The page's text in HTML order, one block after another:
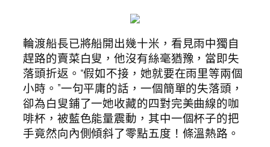
輪渡船長已將船開出幾十米，看見雨中獨自
趕路的賣菜白叟，他沒有絲毫猶豫，當即失
落頭折返。“假如不接，她就要在雨里等兩個
小時。”一句平庸的話，一個簡單的失落頭，
卻為白叟鋪了一她收藏的四對完美曲線的咖
啡杯，被藍色能量震動，其中一個杯子的把
手竟然向內側傾斜了零點五度！條溫熱路。